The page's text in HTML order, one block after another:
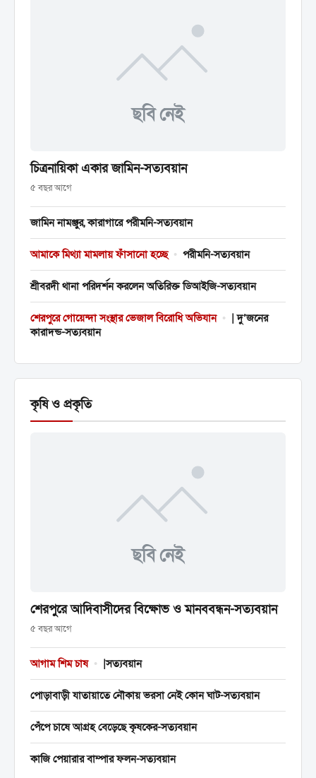
ছবি নেই
চিত্রনায়িকা একার জামিন-সত্যবয়ান
৫ বছর আগে
জামিন নামঞ্জুর, কারাগারে পরীমনি-সত্যবয়ান
আমাকে মিথ্যা মামলায় ফাঁসানো হচ্ছে • পরীমনি-সত্যবয়ান
শ্রীবরদী থানা পরিদর্শন করলেন অতিরিক্ত ডিআইজি-সত্যবয়ান
শেরপুরে গোয়েন্দা সংস্থার ভেজাল বিরোধি অভিযান • | দু’জনের
কারাদন্ড-সত্যবয়ান
কৃষি ও প্রকৃতি
ছবি নেই
শেরপুরে আদিবাসীদের বিক্ষোভ ও মানববন্ধন-সত্যবয়ান
৫ বছর আগে
আগাম শিম চাষ • |সত্যবয়ান
পোড়াবাড়ী যাতায়াতে নৌকায় ভরসা নেই কোন ঘাট-সত্যবয়ান
পেঁপে চাষে আগ্রহ বেড়েছে কৃষকের-সত্যবয়ান
কাজি পেয়ারার বাম্পার ফলন-সত্যবয়ান